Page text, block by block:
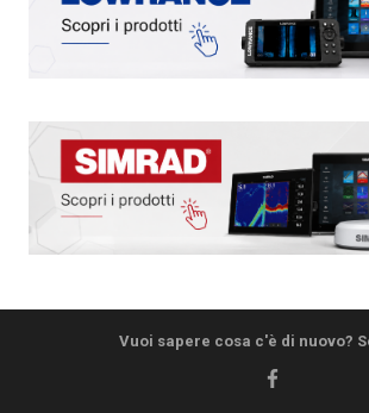
Vuoi sapere cosa c'è di nuovo?